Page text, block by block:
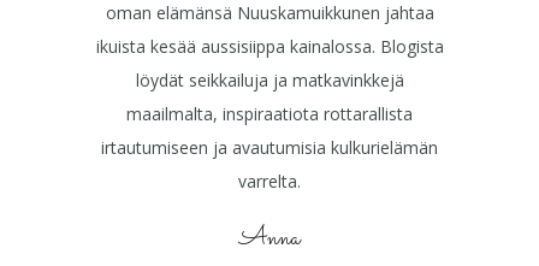
oman elämänsä Nuuskamuikkunen jahtaa
ikuista kesää aussisiippa kainalossa. Blogista
löydät seikkailuja ja matkavinkkejä
maailmalta, inspiraatiota rottarallista
irtautumiseen ja avautumisia kulkurielämän
varrelta.
Anna